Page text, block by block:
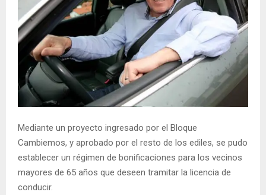
Mediante un proyecto ingresado por el Bloque
Cambiemos, y aprobado por el resto de los ediles, se pudo
establecer un régimen de bonificaciones para los vecinos
mayores de 65 años que deseen tramitar la licencia de
conducir.